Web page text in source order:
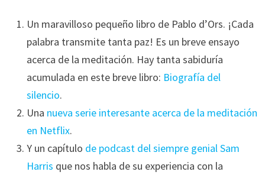
Un maravilloso pequeño libro de Pablo d’Ors. ¡Cada
palabra transmite tanta paz! Es un breve ensayo
acerca de la meditación. Hay tanta sabiduría
acumulada en este breve libro: Biografía del
silencio.
Una nueva serie interesante acerca de la meditación
en Netflix.
Y un capítulo de podcast del siempre genial Sam
Harris que nos habla de su experiencia con la
funcionalidades
desaparecerán
de la web.
Al compartir tus
intereses y
comportamiento
mientras visitas
nuestro sitio,
aumentas la